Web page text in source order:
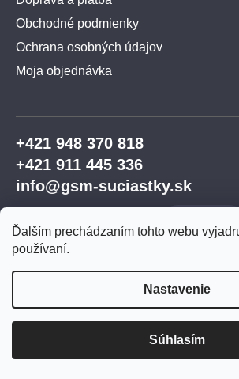
Ďalším prechádzaním tohto webu
používaní.
Nastavenie
Súhlasím
Obchodné podmienky
Ochrana osobných údajov
Moja objednávka
+421 948 370 818
+421 911 445 336
info@gsm-suciastky.sk
GSM súčiastky
vyhradené.Upraviť